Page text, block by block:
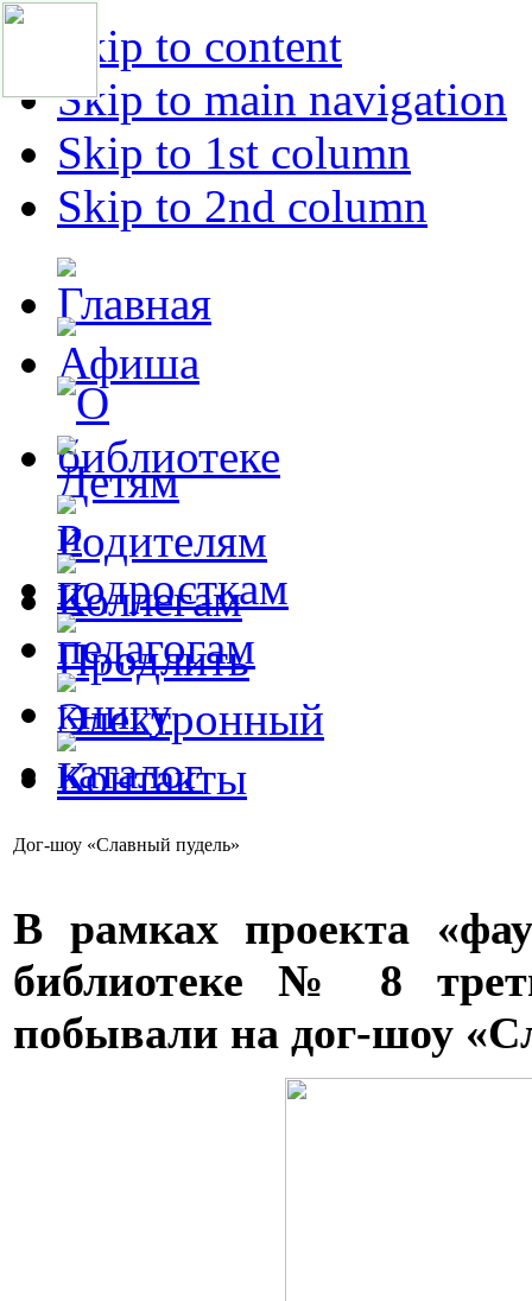
Skip to content
Skip to main navigation
Skip to 1st column
Skip to 2nd column
Дог-шоу «Славный пудель»
В рамках проекта
библиотеке № 8
побывали на дог-шоу